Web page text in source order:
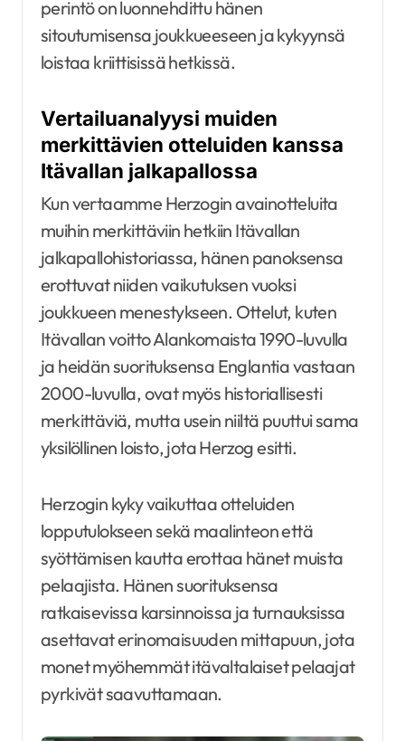
perintö on luonnehdittu hänen
sitoutumisensa joukkueeseen ja kykyynsä
loistaa kriittisissä hetkissä.
Vertailuanalyysi muiden
merkittävien otteluiden kanssa
Itävallan jalkapallossa
Kun vertaamme Herzogin avainotteluita
muihin merkittäviin hetkiin Itävallan
jalkapallohistoriassa, hänen panoksensa
erottuvat niiden vaikutuksen vuoksi
joukkueen menestykseen. Ottelut, kuten
Itävallan voitto Alankomaista 1990-luvulla
ja heidän suorituksensa Englantia vastaan
2000-luvulla, ovat myös historiallisesti
merkittäviä, mutta usein niiltä puuttui sama
yksilöllinen loisto, jota Herzog esitti.
Herzogin kyky vaikuttaa otteluiden
lopputulokseen sekä maalinteon että
syöttämisen kautta erottaa hänet muista
pelaajista. Hänen suorituksensa
ratkaisevissa karsinnoissa ja turnauksissa
asettavat erinomaisuuden mittapuun, jota
monet myöhemmät itävaltalaiset pelaajat
pyrkivät saavuttamaan.